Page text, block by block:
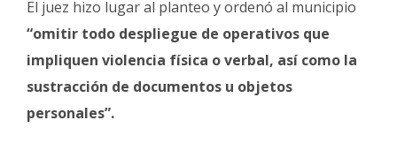
El juez hizo lugar al planteo y ordenó al municipio
“omitir todo despliegue de operativos que
impliquen violencia física o verbal, así como la
sustracción de documentos u objetos
personales”.